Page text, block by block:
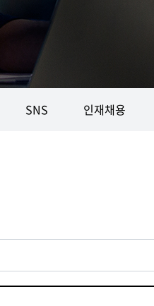
SNS 인재채용